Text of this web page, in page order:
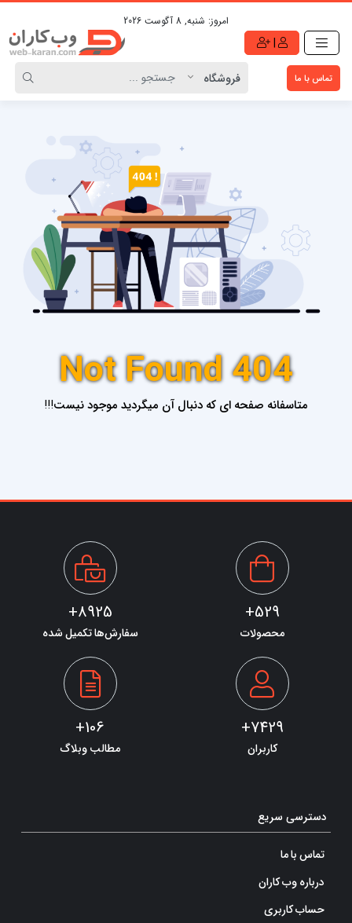
امروز: شنبه, 8 آگوست 2026
|
تماس با ما
Not Found 404
متاسفانه صفحه ای که دنبال آن میگردید موجود نیست!!!
529+
محصولات
8925+
سفارش‌ها تکمیل شده
7429+
کاربران
106+
مطالب وبلاگ
دسترسی سریع
تماس با ما
درباره وب کاران
حساب کاربری